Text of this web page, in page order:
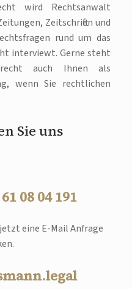
wird Rechtsanwalt
Zeitschriften und
rund um das
interviewt. Gerne steht
auch Ihnen als
wenn Sie rechtlichen
Sie uns
08 04 191
eine E-Mail Anfrage